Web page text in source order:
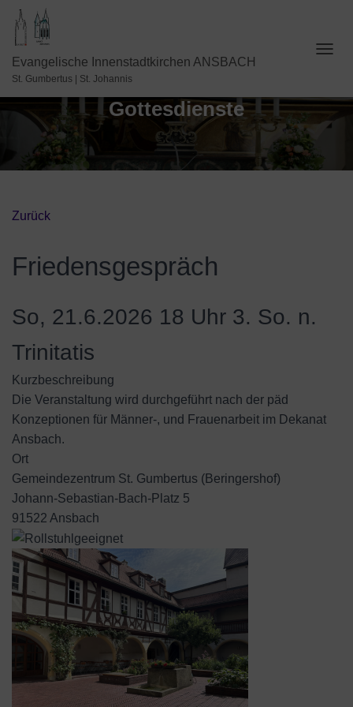
Evangelische Innenstadtkirchen ANSBACH
St. Gumbertus | St. Johannis
I
G
Gottesdienste
Zurück
Friedensgespräch
So, 21.6.2026 18 Uhr 3. So. n.
Trinitatis
Kurzbeschreibung
Die Veranstaltung wird durchgeführt nach der päd
Konzeptionen für Männer-, und Frauenarbeit im Dekanat
Ansbach.
Ort
Gemeindezentrum St. Gumbertus (Beringershof)
Johann-Sebastian-Bach-Platz 5
91522 Ansbach